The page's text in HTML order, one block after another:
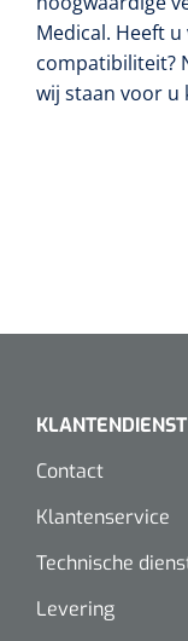
Medical. Heeft
compatibiliteit?
wij staan voor u
KLANTENDIENST
Contact
Klantenservice
Technische
Levering